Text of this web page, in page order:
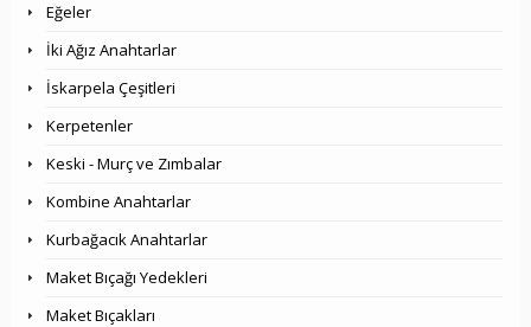
Eğeler
İki Ağız Anahtarlar
İskarpela Çeşitleri
Kerpetenler
Keski - Murç ve Zımbalar
Kombine Anahtarlar
Kurbağacık Anahtarlar
Maket Bıçağı Yedekleri
Maket Bıçakları